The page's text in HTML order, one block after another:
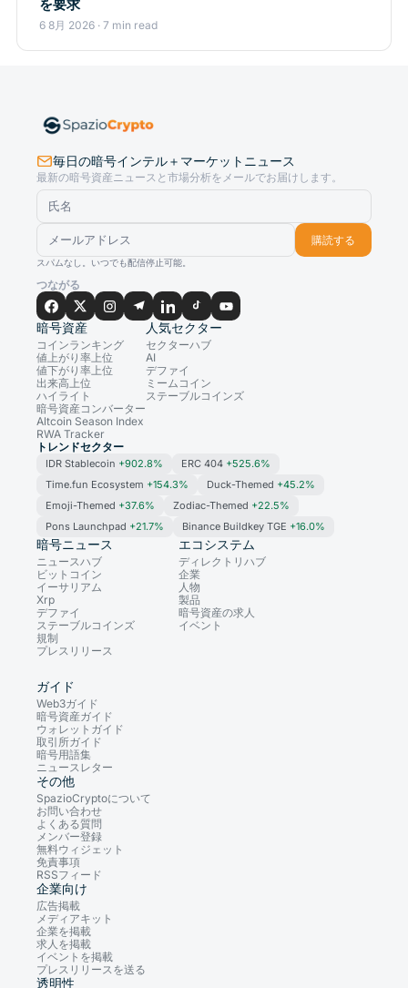
を要求
6 8月 2026 · 7 min read
毎日の暗号インテル＋マーケットニュース
最新の暗号資産ニュースと市場分析をメールでお届けします。
購読する
スパムなし。いつでも配信停止可能。
つながる
暗号資産
コインランキング
値上がり率上位
値下がり率上位
出来高上位
ハイライト
暗号資産コンバーター
Altcoin Season Index
RWA Tracker
人気セクター
セクターハブ
AI
デファイ
ミームコイン
ステーブルコインズ
トレンドセクター
IDR Stablecoin +902.8% ERC 404 +525.6%
Time.fun Ecosystem +154.3% Duck-Themed +45.2%
Emoji-Themed +37.6% Zodiac-Themed +22.5%
Pons Launchpad +21.7% Binance Buildkey TGE +16.0%
暗号ニュース
ニュースハブ
ビットコイン
イーサリアム
Xrp
デファイ
ステーブルコインズ
規制
プレスリリース
エコシステム
ディレクトリハブ
企業
人物
製品
暗号資産の求人
イベント
ガイド
Web3ガイド
暗号資産ガイド
ウォレットガイド
取引所ガイド
暗号用語集
ニュースレター
その他
SpazioCryptoについて
お問い合わせ
よくある質問
メンバー登録
無料ウィジェット
免責事項
RSSフィード
企業向け
広告掲載
メディアキット
企業を掲載
求人を掲載
イベントを掲載
プレスリリースを送る
透明性